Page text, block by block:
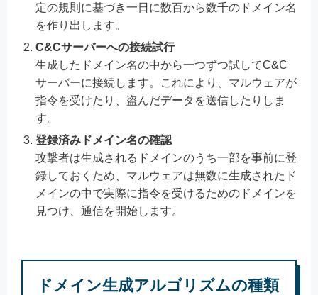
定の規則に基づき一日に数百から数千のドメイン名
を作り出します。
C&Cサーバーへの接続試行
生成したドメイン名の中から一つずつ試してC&C
サーバーに接続します。これにより、マルウェアが
指令を受けたり、盗んだデータを送信したりしま
す。
登録済みドメイン名の確認
攻撃者は生成されるドメインのうち一部を事前に登
録しておくため、マルウェアは無数に生成されたド
メインの中で実際に指令を受けるためのドメインを
見つけ、通信を開始します。
ドメイン生成アルゴリズムの種類